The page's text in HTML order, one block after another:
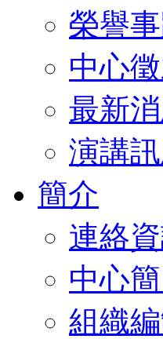
榮譽
中心
最新
演講
簡介
連絡
中心
組織編